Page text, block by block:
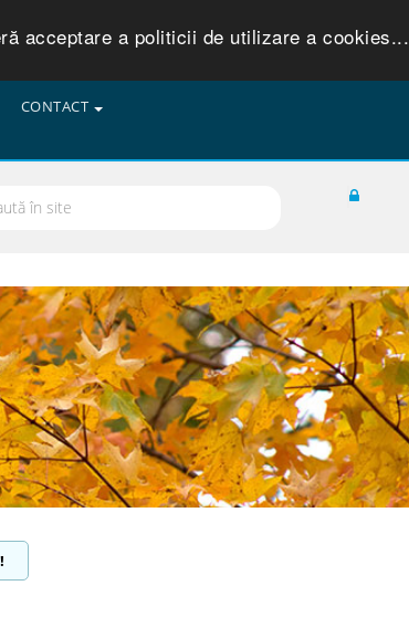
acceptare a politicii de utilizare a cookies...
CONTACT